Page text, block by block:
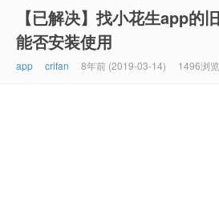
【已解决】找小花生app的
能否安装使用
app crifan 8年前 (2019-03-14) 1496浏览